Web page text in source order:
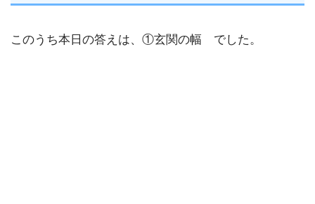
このうち本日の答えは、①玄関の幅 でした。